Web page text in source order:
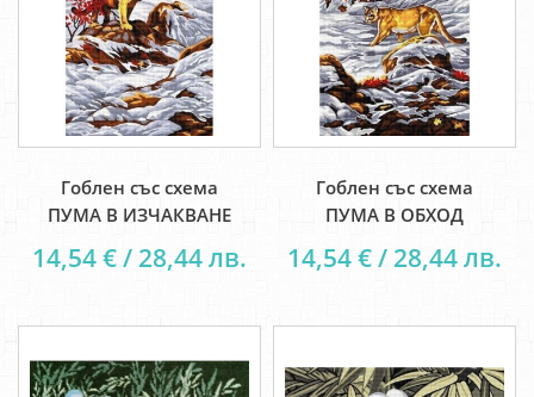
Гоблен със схема
ПУМА В ИЗЧАКВАНЕ
14,54 € / 28,44 лв.
Гоблен със схема
ПУМА В ОБХОД
14,54 € / 28,44 лв.